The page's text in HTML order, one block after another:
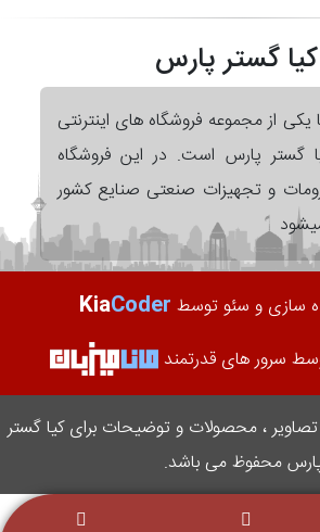
گستر پارس
یکی از مجموعه فروشگاه های اینترنتی
گستر پارس است. در این فروشگاه
و تجهیزات صنعتی صنایع کشور
سازی و سئو توسط KiaCoder
سرور های قدرتمند
، محصولات و توضیحات برای کیا گستر
محفوظ می باشد.